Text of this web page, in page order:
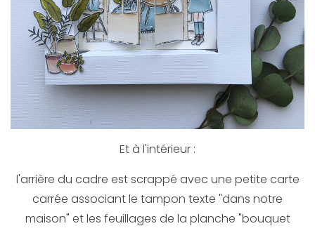
Et à l'intérieur :
l'arrière du cadre est scrappé avec une petite carte
carrée associant le tampon texte "dans notre
maison" et les feuillages de la planche "bouquet